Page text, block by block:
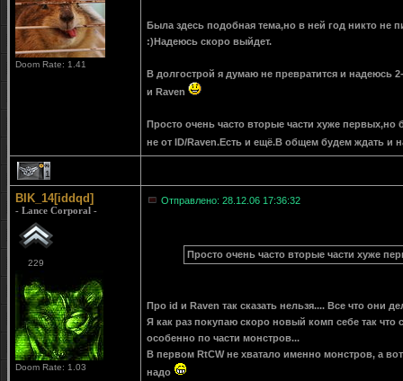
Doom Rate: 1.41
Была здесь подобная тема,но в ней год никто не
:)Надеюсь скоро выйдет.
В долгострой я думаю не превратится и надеюсь
и Raven
Просто очень часто вторые части хуже первых,но
не от ID/Raven.Есть и ещё.В общем будем ждать и
1
BIK_14[iddqd]
- Lance Corporal -
229
Doom Rate: 1.03
Отправлено: 28.12.06 17:36:32
Просто очень часто вторые части хуже
Про id и Raven так сказать нельзя.... Все что они
Я как раз покупаю скоро новый комп себе так
особенно по части монстров...
В первом RtCW не хватало именно монстров, а
надо